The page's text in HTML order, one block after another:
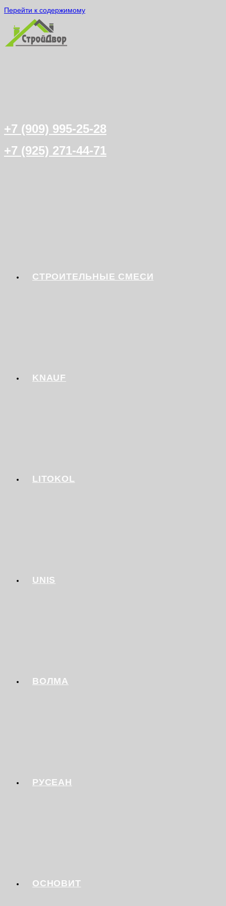
Перейти к содержимому
+7 (909) 995-25-28
+7 (925) 271-44-71
СТРОИТЕЛЬНЫЕ СМЕСИ
KNAUF
LITOKOL
UNIS
ВОЛМА
РУСЕАН
ОСНОВИТ